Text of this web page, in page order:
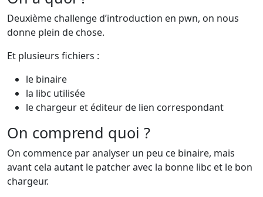
Deuxième challenge d’introduction en pwn, on nous
donne plein de chose.
Et plusieurs fichiers :
le binaire
la libc utilisée
le chargeur et éditeur de lien correspondant
On comprend quoi ?
On commence par analyser un peu ce binaire, mais
avant cela autant le patcher avec la bonne libc et le bon
chargeur.